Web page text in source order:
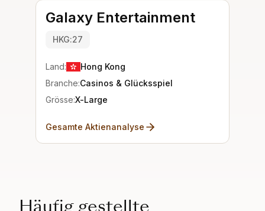
Galaxy Entertainment
HKG:27
Land:
Hong Kong
Branche:Casinos & Glücksspiel
Grösse:X-Large
Gesamte Aktienanalyse